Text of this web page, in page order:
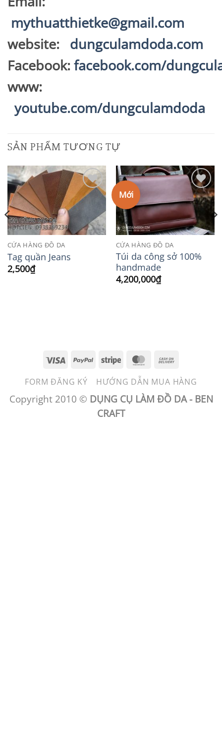
mythuatthietke@gmail.com
website: dungculamdoda.com
Facebook:facebook.com/
www:
youtube.com/dungculamdoda
SẢN PHẨM TƯƠNG TỰ
Add to
Wishlist
CỬA HÀNG ĐỒ DA
Tag quần Jeans
2,500₫
Mới
Add to
Wishlist
CỬA HÀNG ĐỒ DA
Túi da công sở 100%
handmade
4,200,000₫
Visa PayPalStripe MasterCard
Delivery
FORM ĐĂNG KÝ HƯỚNG DẪN MUA HÀNG
Copyright 2010 © DỤNG CỤ LÀM ĐỒ DA - BEN
CRAFT